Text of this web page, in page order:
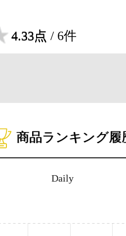
4.33点 / 6件
商品ランキング履
Daily